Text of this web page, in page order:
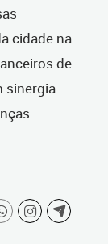
cidade na
de
sinergia